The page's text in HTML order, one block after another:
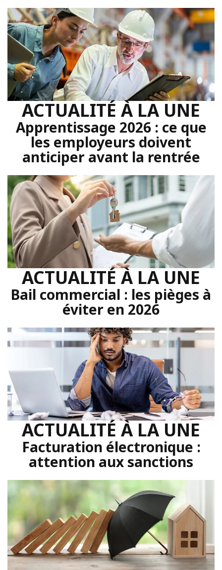
ACTUALITÉ À LA UNE
Apprentissage 2026 : ce que
les employeurs doivent
anticiper avant la rentrée
ACTUALITÉ À LA UNE
Bail commercial : les pièges à
éviter en 2026
ACTUALITÉ À LA UNE
Facturation électronique :
attention aux sanctions